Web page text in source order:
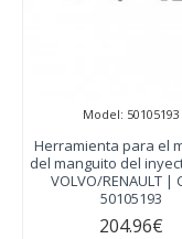
Model: 50105193
Herramienta para el
del manguito del
VOLVO/RENAULT |
50105193
204.96€